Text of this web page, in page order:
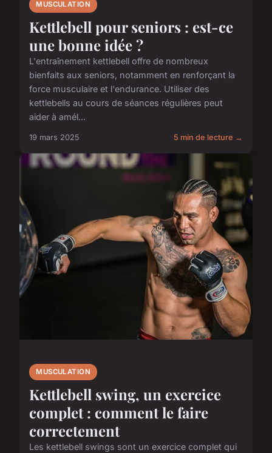
MUSCULATION
Kettlebell pour seniors : est-ce
une bonne idée ?
L'entraînement kettlebell offre de nombreux
bienfaits aux seniors, notamment en renforçant la
force musculaire et l'endurance. Utiliser des
kettlebells au cours de séances régulières peut
aider à amél...
19 mars 2025 5 min de lecture →
MUSCULATION
Kettlebell swing, un exercice
complet : comment le faire
correctement
Les kettlebell swings sont un exercice complet qui